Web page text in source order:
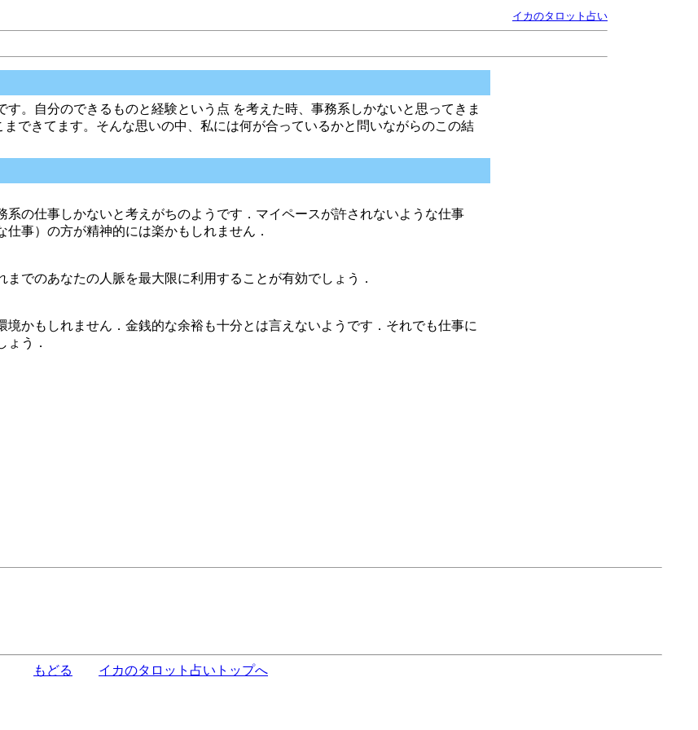
イカのタロット占い
。自分のできるものと経験という点 を考えた時、事務系しかないと思ってきま
できてます。そんな思いの中、私には何が合っているかと問いながらのこの結
系の仕事しかないと考えがちのようです．マイペースが許されないような仕事
仕事）の方が精神的には楽かもしれません．
でのあなたの人脈を最大限に利用することが有効でしょう．
かもしれません．金銭的な余裕も十分とは言えないようです．それでも仕事に
ょう．
もどる イカのタロット占いトップへ